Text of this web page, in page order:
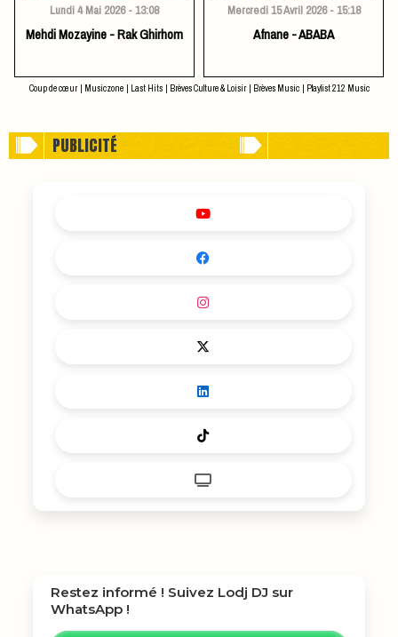
Lundi 4 Mai 2026 - 13:08
Mehdi Mozayine - Rak Ghirhom
Mercredi 15 Avril 2026 - 15:18
Afnane - ABABA
Coup de cœur | Musiczone | Last Hits | Brèves Culture & Loisir | Brèves Music | Playlist 212 Music
PUBLICITÉ
Restez informé ! Suivez Lodj DJ sur
WhatsApp !